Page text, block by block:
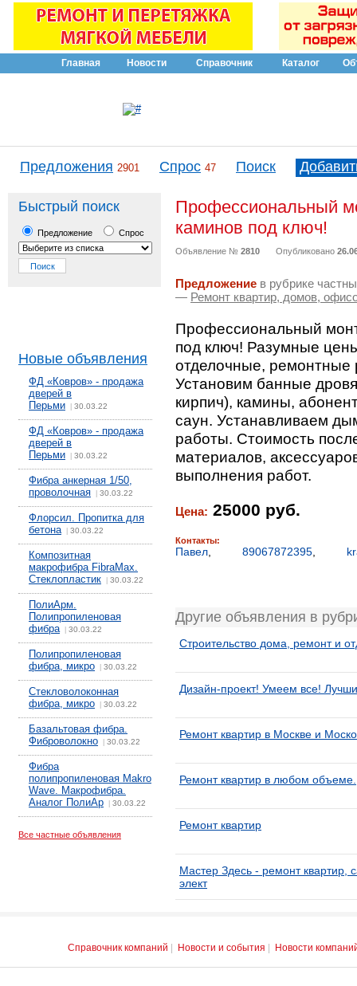
Главная Новости Справочник Каталог
Предложения 2901 Спрос 47 Поиск
Быстрый поиск
Предложение Спрос
Новые объявления
ФД «Ковров» - продажа
дверей в
Перьми
30.03.22
ФД «Ковров» - продажа
дверей в
Перьми
30.03.22
Фибра анкерная 1/50,
проволочная
30.03.22
Флорсил. Пропитка для
бетона| 30.03.22
Композитная
макрофибра FibraMax.
Стеклопластик
30.03.22
ПолиАрм.
Полипропиленовая
фибра| 30.03.22
Полипропиленовая
фибра, микро
30.03.22
Стекловолоконная
фибра, микро
30.03.22
Базальтовая фибра.
Фиброволокно
30.03.22
Фибра
полипропиленовая Makro
Wave. Макрофибра.
Аналог ПолиАр
30.03.22
Все частные объявления
Профессиональный
каминов под ключ!
Объявление № 2810 Опубликовано
Предложение в рубрике
— Ремонт квартир, домов,
Профессиональный
под ключ! Разумные
отделочные, ремонтные
Установим банные
кирпич), камины,
саун. Устанавливаем
работы. Стоимость
материалов,
выполнения работ.
Цена: 25000 руб.
Контакты:
Павел 89067872395
Другие объявления в
Строительство дома, ремонт и
Дизайн-проект! Умеем все!
Ремонт квартир в Москве и
Ремонт квартир в любом объеме.
Ремонт квартир
Мастер Здесь - ремонт квартир,
элект
Справочник компаний Новости и события Новости